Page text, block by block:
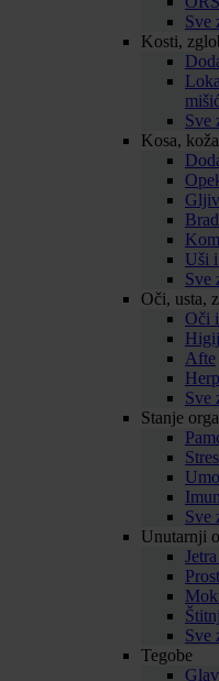
Sve
Kosti,
Sve
Kosa,
Uši
Sve
Oči, usta,
Oči
Afte
Sve
Stanje
Sve
Unutarnji
Sve
Tegobe